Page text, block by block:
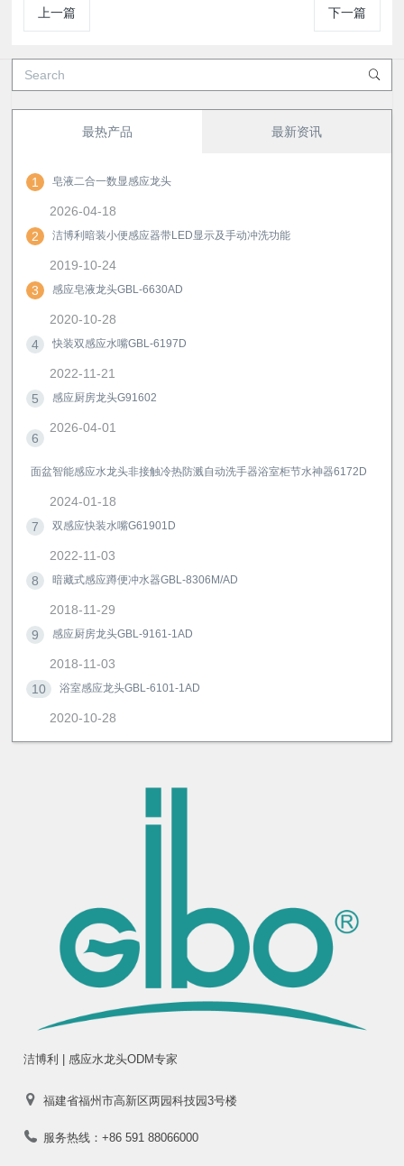
上一篇 下一篇
最热产品 最新资讯
1 皂液二合一数显感应龙头
2026-04-18
2
洁博利暗装小便感应器带LED显示及手动冲洗功能
2019-10-24
3
感应皂液龙头GBL-6630AD
2020-10-28
4
快装双感应水嘴GBL-6197D
2022-11-21
5
感应厨房龙头G91602
2026-04-01
6
面盆智能感应水龙头非接触冷热防溅自动洗手器浴室柜节水神器6172D
2024-01-18
7
双感应快装水嘴G61901D
2022-11-03
8
暗藏式感应蹲便冲水器GBL-8306M/AD
2018-11-29
9
感应厨房龙头GBL-9161-1AD
2018-11-03
10
浴室感应龙头GBL-6101-1AD
2020-10-28
洁博利 | 感应水龙头ODM专家
福建省福州市高新区两园科技园3号楼
服务热线：+86 591 88066000